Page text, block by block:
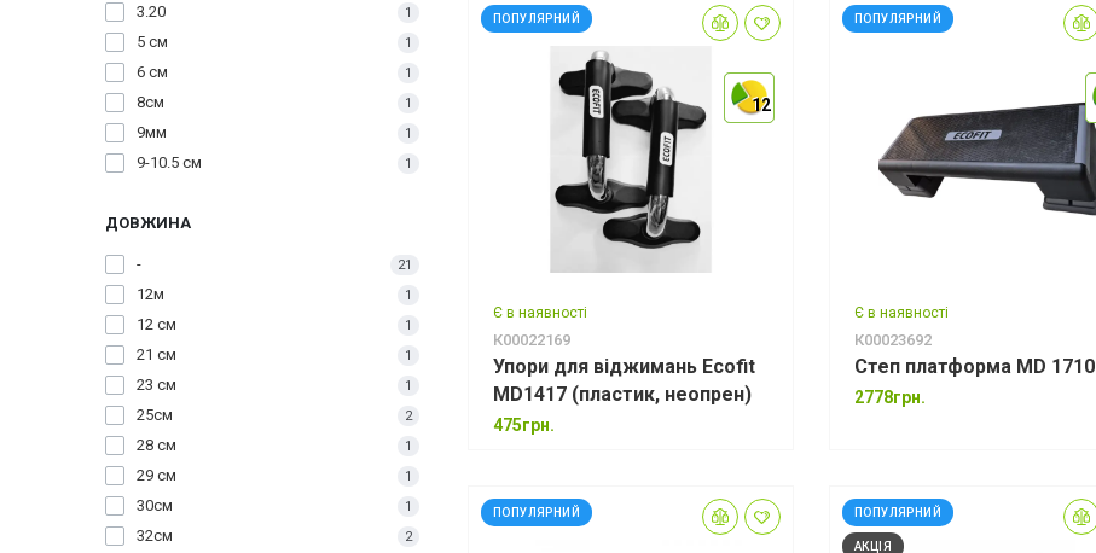
3.20 1
5 см 1
6 см 1
8см 1
9мм 1
9-10.5 см 1
12 см
ДОВЖИНА
- 21
12м 1
12 см 1
21 см 1
23 см 1
25см 2
28 см 1
29 см 1
30см 1
32см 2
12
12
12
ПОПУЛЯРНИЙ
Є в наявності
К00022169
Упори для віджимань Ecofit
MD1417 (пластик, неопрен)
475грн.
ПОПУЛЯРНИЙ
Є в наявності
К00023692
Степ платформа MD 1710
2778грн.
ПОПУЛЯРНИЙ ПОПУЛЯРНИЙ
АКЦІЯ